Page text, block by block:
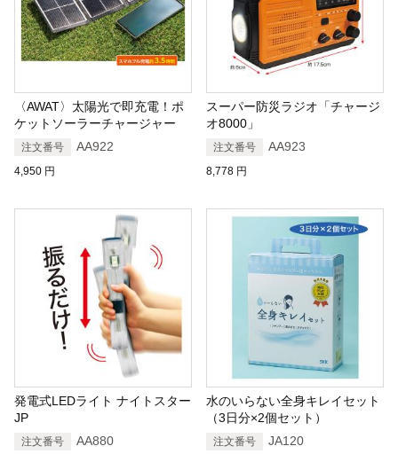
〈AWAT〉太陽光で即充電！ポ
ケットソーラーチャージャー
注文番号 AA922
4,950 円
スーパー防災ラジオ「チャージ
オ8000」
注文番号 AA923
8,778 円
発電式LEDライト ナイトスター
JP
注文番号 AA880
水のいらない全身キレイセット
（3日分×2個セット）
注文番号 JA120